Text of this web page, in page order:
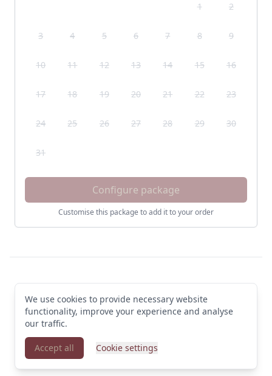
1 2
3 4 5 6 7 8 9
10 11 12 13 14 15 16
17 18 19 20 21 22 23
24 25 26 27 28 29 30
31
Configure package
Customise this package to add it to your order
© 2026 Clarion Hotel Draken. All rights reserved
Terms & Conditions Privacy Policy · Manage cookies · English (GB)
Powered by
We use cookies to provide necessary website
functionality, improve your experience and analyse
our traffic.
Accept all Cookie settings